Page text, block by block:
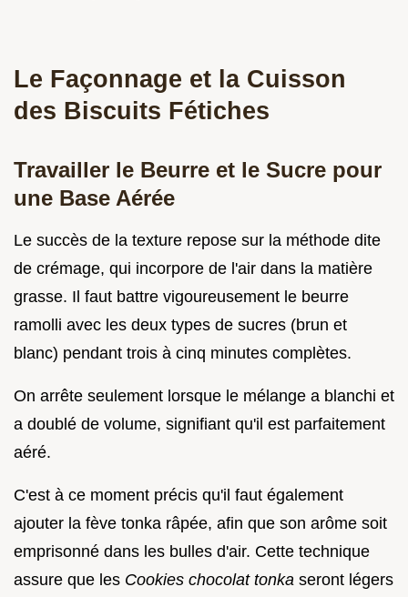
Le Façonnage et la Cuisson
des Biscuits Fétiches
Travailler le Beurre et le Sucre pour
une Base Aérée
Le succès de la texture repose sur la méthode dite
de crémage, qui incorpore de l'air dans la matière
grasse. Il faut battre vigoureusement le beurre
ramolli avec les deux types de sucres (brun et
blanc) pendant trois à cinq minutes complètes.
On arrête seulement lorsque le mélange a blanchi et
a doublé de volume, signifiant qu'il est parfaitement
aéré.
C'est à ce moment précis qu'il faut également
ajouter la fève tonka râpée, afin que son arôme soit
emprisonné dans les bulles d'air. Cette technique
assure que les Cookies chocolat tonka seront légers